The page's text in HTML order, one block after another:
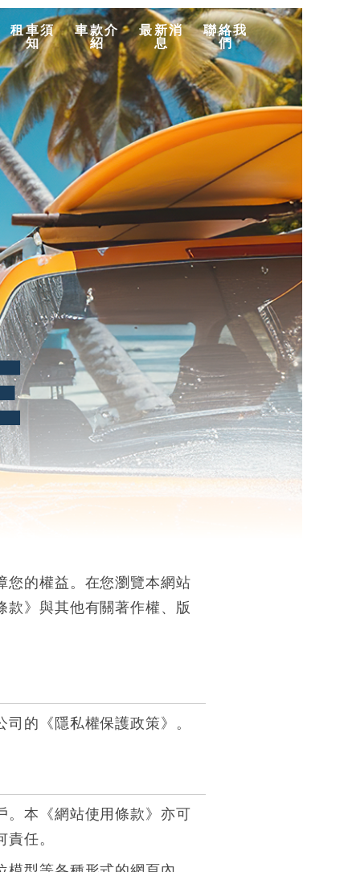
租車須
知
車款介
紹
最新消
息
聯絡我
們
您的權益。在您瀏覽本網站
款》與其他有關著作權、版
的《隱私權保護政策》。
。本《網站使用條款》亦可
任。